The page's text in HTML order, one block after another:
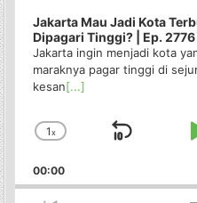
Jakarta Mau Jadi Kota
Dipagari Tinggi? | Ep. 2776
Jakarta ingin menjadi kota
maraknya pagar tinggi di
kesan[...]
Change
Rate
1x
Skip
00:00